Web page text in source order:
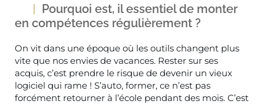
Pourquoi est, il essentiel de monter
en compétences régulièrement ?
On vit dans une époque où les outils changent plus
vite que nos envies de vacances. Rester sur ses
acquis, c’est prendre le risque de devenir un vieux
logiciel qui rame ! S’auto, former, ce n’est pas
forcément retourner à l’école pendant des mois. C’est